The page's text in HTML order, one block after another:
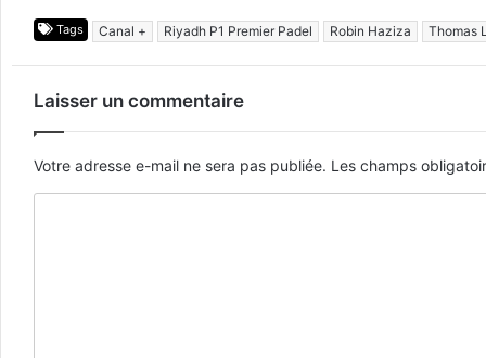
Tags Canal + Riyadh P1 Premier Padel Robin Haziza Thomas
Laisser un commentaire
Votre adresse e-mail ne sera pas publiée. Les champs